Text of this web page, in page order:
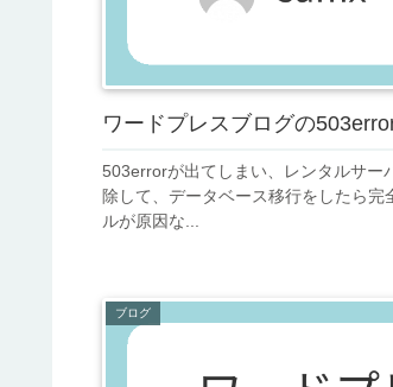
ワードプレスブログの
503errorが出てしまい、レンタルサー
除して、データベース移行をしたら
ルが原因な...
ブログ